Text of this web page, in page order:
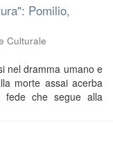
Pomilio,
Culturale
nel dramma umano e
morte assai acerba
fede che segue alla